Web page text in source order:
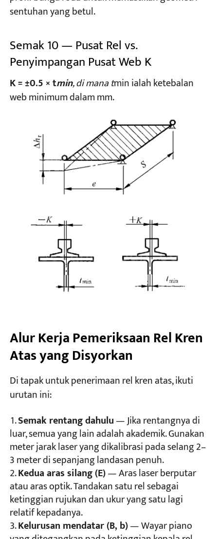
sentuhan yang betul.
Semak 10 — Pusat Rel vs.
Penyimpangan Pusat Web K
K = ±0.5 × tmin, di mana tmin ialah ketebalan
web minimum dalam mm.
Alur Kerja Pemeriksaan Rel Kren
Atas yang Disyorkan
Di tapak untuk penerimaan rel kren atas, ikuti
urutan ini:
Semak rentang dahulu— Jika rentangnya di
luar, semua yang lain adalah akademik. Gunakan
meter jarak laser yang dikalibrasi pada selang 2–
3 meter di sepanjang landasan penuh.
Kedua aras silang (E)— Aras laser berputar
atau aras optik. Tandakan satu rel sebagai
ketinggian rujukan dan ukur yang satu lagi
relatif kepadanya.
Kelurusan mendatar (B, b)— Wayar piano